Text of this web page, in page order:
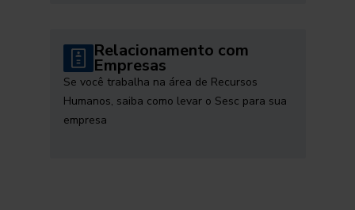
Relacionamento com
Empresas
Se você trabalha na área de Recursos
Humanos, saiba como levar o Sesc para sua
empresa